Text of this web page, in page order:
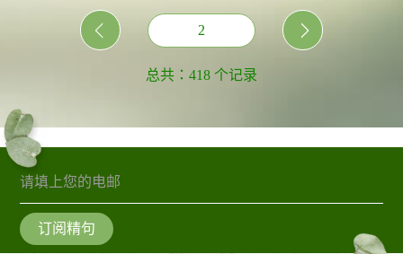
2
总共：418 个记录
订阅精句